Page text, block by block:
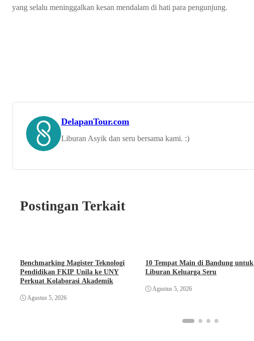
yang selalu meninggalkan kesan mendalam di hati para pengunjung.
DelapanTour.com
Liburan Asyik dan seru bersama kami. :)
Postingan Terkait
Benchmarking Magister Teknologi
Pendidikan FKIP Unila ke UNY
Perkuat Kolaborasi Akademik
Agustus 5, 2026
10 Tempat Main di Bandung untuk
Liburan Keluarga Seru
Agustus 5, 2026